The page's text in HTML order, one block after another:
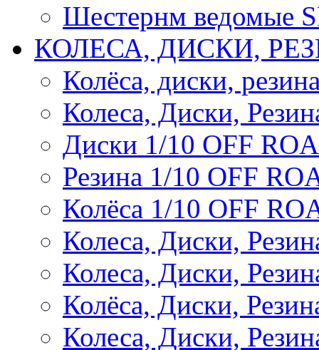
Шестернм ведомые
КОЛЕСА, ДИСКИ,
Колёса, диски,
Колеса, Диски,
Диски 1/10 OFF
Резина 1/10 OFF
Колёса 1/10 OFF
Колеса, Диски,
Колеса, Диски,
Колёса, Диски,
Колеса, Диски,